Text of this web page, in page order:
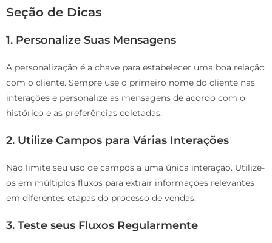
Seção de Dicas
1. Personalize Suas Mensagens
A personalização é a chave para estabelecer uma boa relação
com o cliente. Sempre use o primeiro nome do cliente nas
interações e personalize as mensagens de acordo com o
histórico e as preferências coletadas.
2. Utilize Campos para Várias Interações
Não limite seu uso de campos a uma única interação. Utilize-
os em múltiplos fluxos para extrair informações relevantes
em diferentes etapas do processo de vendas.
3. Teste seus Fluxos Regularmente